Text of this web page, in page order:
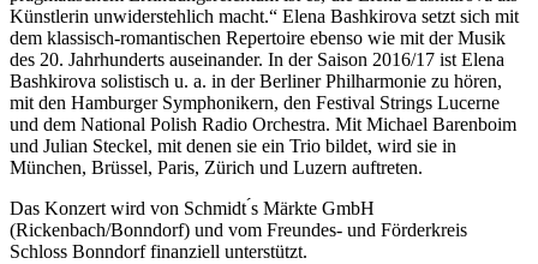
Künstlerin unwiderstehlich macht.“ Elena Bashkirova setzt sich mit
dem klassisch-romantischen Repertoire ebenso wie mit der Musik
des 20. Jahrhunderts auseinander. In der Saison 2016/17 ist Elena
Bashkirova solistisch u. a. in der Berliner Philharmonie zu hören,
mit den Hamburger Symphonikern, den Festival Strings Lucerne
und dem National Polish Radio Orchestra. Mit Michael Barenboim
und Julian Steckel, mit denen sie ein Trio bildet, wird sie in
München, Brüssel, Paris, Zürich und Luzern auftreten.
Das Konzert wird von Schmidt ́s Märkte GmbH
(Rickenbach/Bonndorf) und vom Freundes- und Förderkreis
Schloss Bonndorf finanziell unterstützt.